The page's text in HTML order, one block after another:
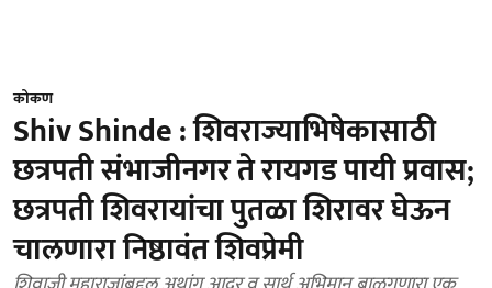
कोकण
Shiv Shinde : शिवराज्याभिषेकासाठी
छत्रपती संभाजीनगर ते रायगड पायी प्रवास;
छत्रपती शिवरायांचा पुतळा शिरावर घेऊन
चालणारा निष्ठावंत शिवप्रेमी